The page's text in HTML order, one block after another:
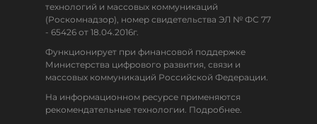
технологий и массовых коммуникаций
(Роскомнадзор), номер свидетельства ЭЛ № ФС 77
- 65426 от 18.04.2016г.
Функционирует при финансовой поддержке
Министерства цифрового развития, связи и
массовых коммуникаций Российской Федерации.
На информационном ресурсе применяются
рекомендательные технологии. Подробнее.